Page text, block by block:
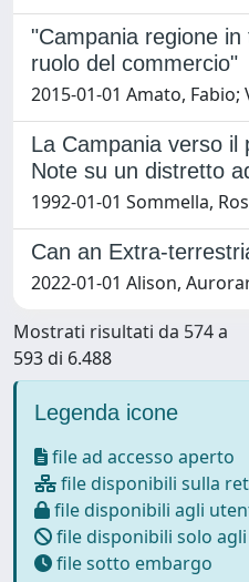
"Campania regione
ruolo del commercio"
2015-01-01 Amato, Fabio;
La Campania verso il
Note su un distretto
1992-01-01 Sommella,
Can an Extra-
2022-01-01 Alison,
Mostrati risultati da 574 a
593 di 6.488
Legenda icone
file ad accesso aperto
file disponibili sulla
file disponibili agli
file disponibili solo
file sotto embargo